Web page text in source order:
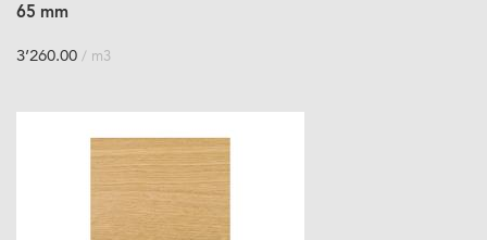
65 mm
3’260.00 / m3